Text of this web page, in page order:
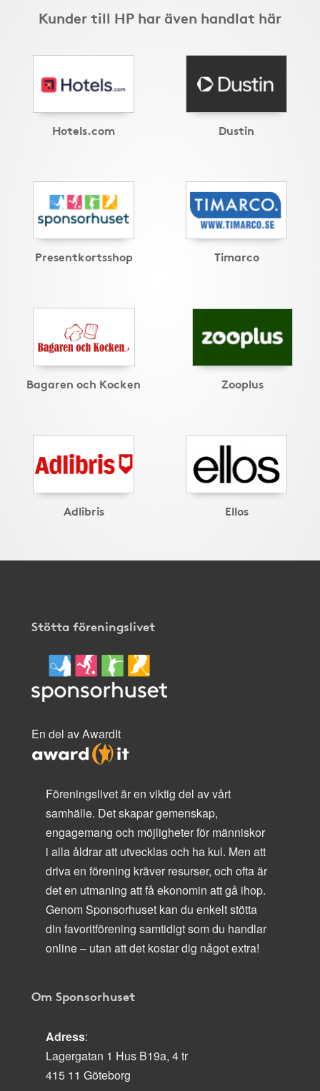
Kunder till HP har även handlat här
Hotels.com Dustin
Presentkortsshop Timarco
Bagaren och Kocken Zooplus
Adlibris Ellos
Stötta föreningslivet
En del av AwardIt
Föreningslivet är en viktig del av vårt
samhälle. Det skapar gemenskap,
engagemang och möjligheter för människor
i alla åldrar att utvecklas och ha kul. Men att
driva en förening kräver resurser, och ofta är
det en utmaning att få ekonomin att gå ihop.
Genom Sponsorhuset kan du enkelt stötta
din favoritförening samtidigt som du handlar
online – utan att det kostar dig något extra!
Om Sponsorhuset
Adress:
Lagergatan 1 Hus B19a, 4 tr
415 11 Göteborg